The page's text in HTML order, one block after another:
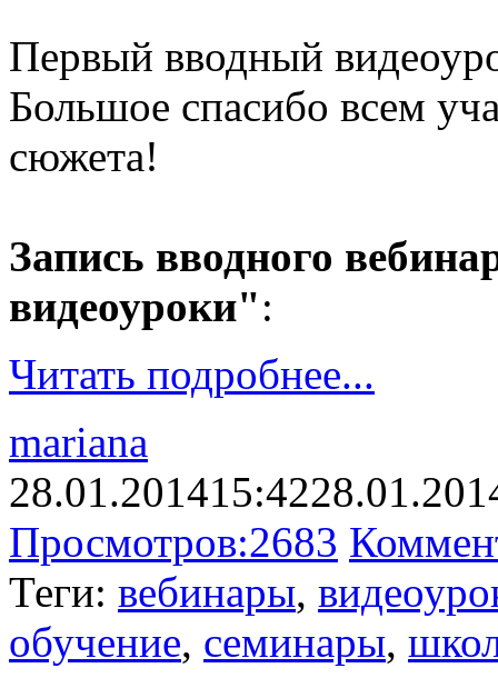
Первый вводный
Большое спасибо всем
сюжета!
Запись вводного
видеоуроки":
Читать подробнее...
mariana
28.01.201415:42
Просмотров:2683
Теги: вебинары,
обучение, семинары,